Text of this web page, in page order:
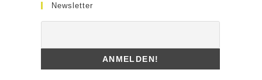
Newsletter